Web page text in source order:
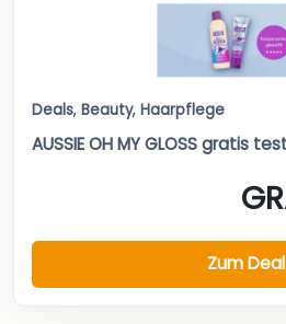
Deals, Beauty, Haarpflege
AUSSIE OH MY GLOSS gratis
Zum Deal